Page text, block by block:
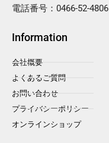
電話番号：0466-52-4806
Information
会社概要
よくあるご質問
お問い合わせ
プライバシーポリシー
オンラインショップ